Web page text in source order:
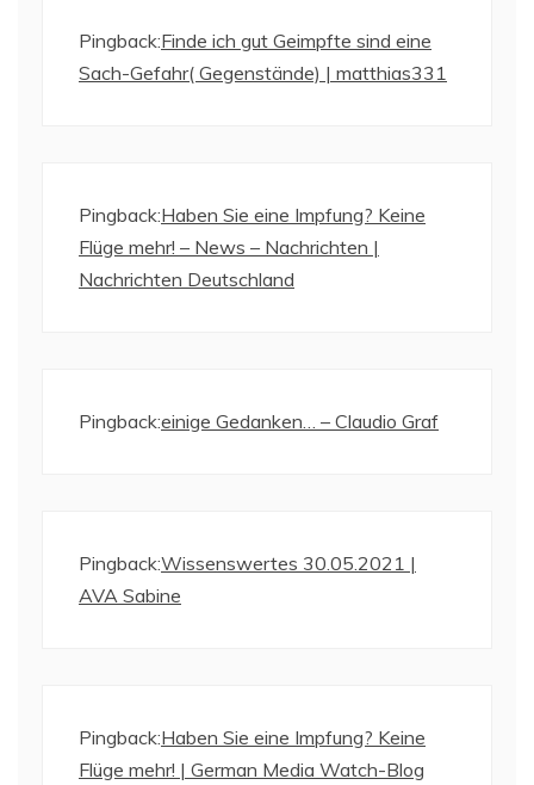
Pingback:Finde ich gut Geimpfte sind eine
Sach-Gefahr( Gegenstände) | matthias331
Pingback:Haben Sie eine Impfung? Keine
Flüge mehr! – News – Nachrichten |
Nachrichten Deutschland
Pingback:einige Gedanken… – Claudio Graf
Pingback:Wissenswertes 30.05.2021 |
AVA Sabine
Pingback:Haben Sie eine Impfung? Keine
Flüge mehr! | German Media Watch-Blog